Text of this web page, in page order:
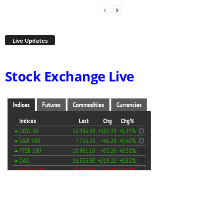
Live Updates
Stock Exchange Live